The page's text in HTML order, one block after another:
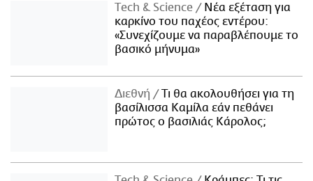
Τech & Science
Νέα εξέταση για
καρκίνο του παχέος εντέρου:
«Συνεχίζουμε να παραβλέπουμε το
βασικό μήνυμα»
Διεθνή
Τι θα ακολουθήσει για τη
βασίλισσα Καμίλα εάν πεθάνει
πρώτος ο βασιλιάς Κάρολος;